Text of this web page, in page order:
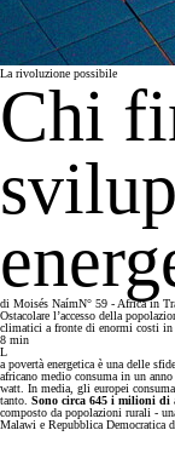
La rivoluzione possibile
Chi
di Moisés NaímN° 59 - Africa in
Ostacolare l’accesso della
climatici a fronte di enormi costi
8 min
L
a povertà energetica è una delle
africano medio consuma in un anno
watt. In media, gli europei
tanto. Sono circa 645 i milioni di
composto da popolazioni rurali -
Malawi e Repubblica Democratica